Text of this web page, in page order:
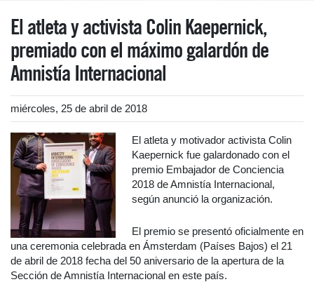
El atleta y activista Colin Kaepernick,
premiado con el máximo galardón de
Amnistía Internacional
miércoles, 25 de abril de 2018
El atleta y motivador activista Colin
Kaepernick fue galardonado con el
premio Embajador de Conciencia
2018 de Amnistía Internacional,
según anunció la organización.
El premio se presentó oficialmente en
una ceremonia celebrada en Ámsterdam (Países Bajos) el 21
de abril de 2018 fecha del 50 aniversario de la apertura de la
Sección de Amnistía Internacional en este país.